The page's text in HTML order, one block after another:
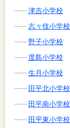
津吉小学校
志々伎小学校
野子小学校
度島小学校
生月小学校
田平北小学校
田平南小学校
田平東小学校